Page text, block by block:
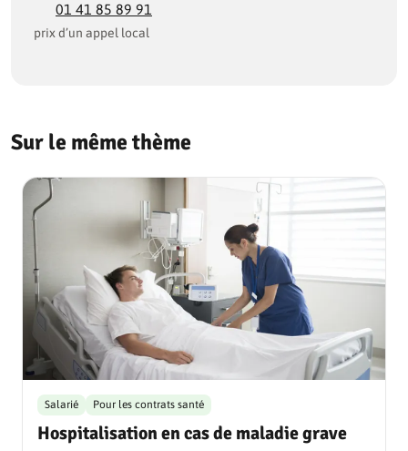
01 41 85 89 91
prix d’un appel local
Sur le même thème
Hospitalisation en cas de maladie grave
Salarié Pour les contrats santé